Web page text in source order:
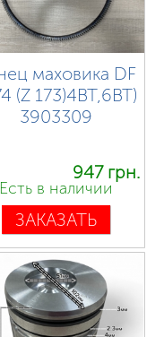
маховика DF
(Z 173)4BT,6BT)
3903309
947 грн.
Есть в наличии
ЗАКАЗАТЬ